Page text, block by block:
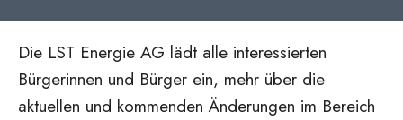
Die LST Energie AG lädt alle interessierten
Bürgerinnen und Bürger ein, mehr über die
aktuellen und kommenden Änderungen im Bereich